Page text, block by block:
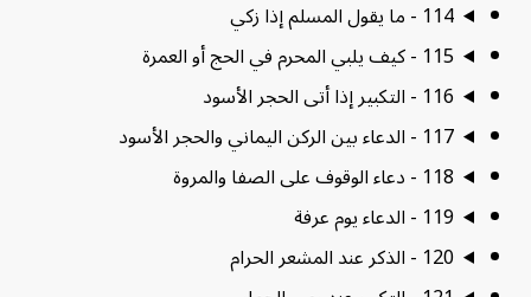
114 - ما يقول المسلم إذا زكي
115 - كيف يلبي المحرم في الحج أو العمرة
116 - التكبير إذا أتى الحجر الأسود
117 - الدعاء بين الركن اليماني والحجر الأسود
118 - دعاء الوقوف على الصفا والمروة
119 - الدعاء يوم عرفة
120 - الذكر عند المشعر الحرام